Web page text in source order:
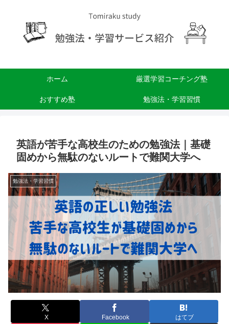
ホーム 厳選学習コーチング塾
おすすめ塾 勉強法・学習習慣
英語が苦手な高校生のための勉強法｜基礎
固めから無駄のないルートで難関大学へ
勉強法・学習習慣
X Facebook はてブ